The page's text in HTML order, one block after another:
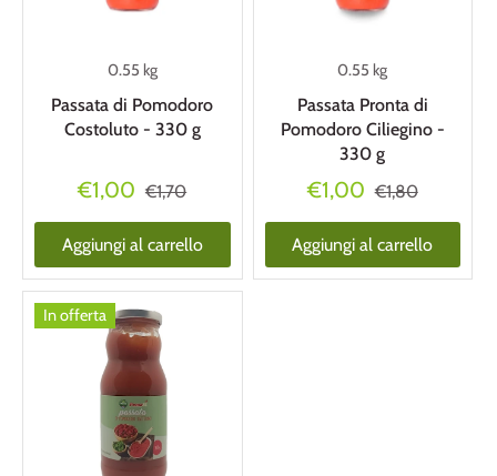
0.55 kg
Passata di Pomodoro
Costoluto - 330 g
€1,00 €1,70
Aggiungi al carrello
0.55 kg
Passata Pronta di
Pomodoro Ciliegino -
330 g
€1,00 €1,80
Aggiungi al carrello
In offerta